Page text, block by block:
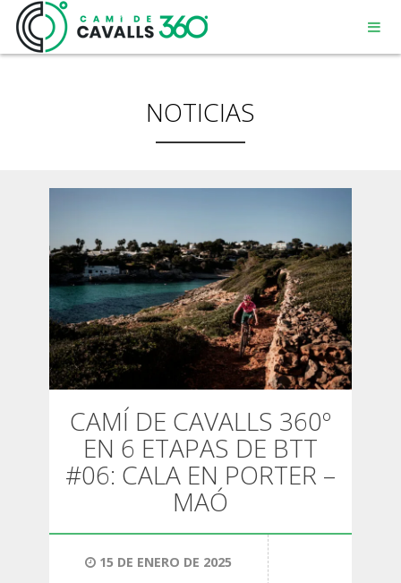
MENORCA
UN CAMINO CON HISTORIA
RECORRIDO DE 360º
SENDERISMO
13 ETAPAS
8 ETAPAS
NOTICIAS
CAMÍ DE CAVALLS 360º
EN 6 ETAPAS DE BTT
#06: CALA EN PORTER –
MAÓ
15 DE ENERO DE 2025